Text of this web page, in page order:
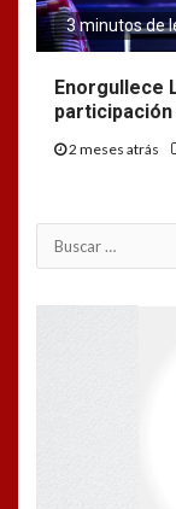
3 minutos de
Enorgullece
participación
2 meses atrás
Buscar: